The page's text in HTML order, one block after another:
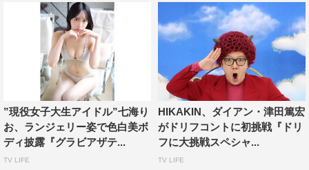
”現役女子大生アイドル”七海り
お、ランジェリー姿で色白美ボ
ディ披露『グラビアザテ...
TV LIFE
HIKAKIN、ダイアン・津田篤宏
がドリフコントに初挑戦『ドリ
フに大挑戦スペシャ...
TV LIFE